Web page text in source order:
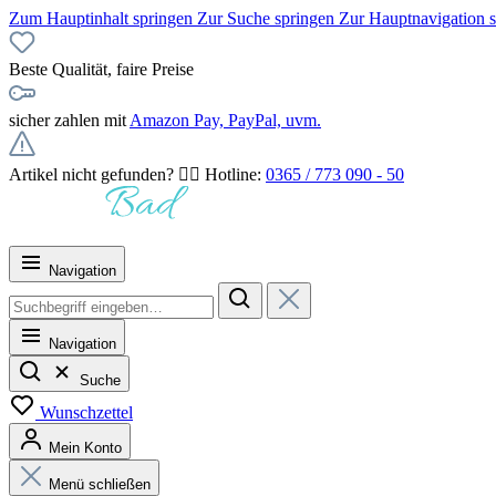
Zum Hauptinhalt springen Zur Suche springen Zur Hauptnavigation
Beste Qualität, faire Preise
sicher zahlen mit Amazon Pay, PayPal, uvm.
Artikel nicht gefunden? 👉🏻 Hotline: 0365 / 773 090 - 50
Navigation
Navigation
Suche
Wunschzettel
Mein Konto
Menü schließen